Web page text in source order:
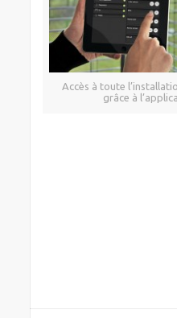
Accès à toute
grâce à